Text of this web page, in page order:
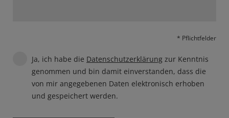
* Pflichtfelder
Ja, ich habe die Datenschutzerklärung zur Kenntnis
genommen und bin damit einverstanden, dass die
von mir angegebenen Daten elektronisch erhoben
und gespeichert werden.